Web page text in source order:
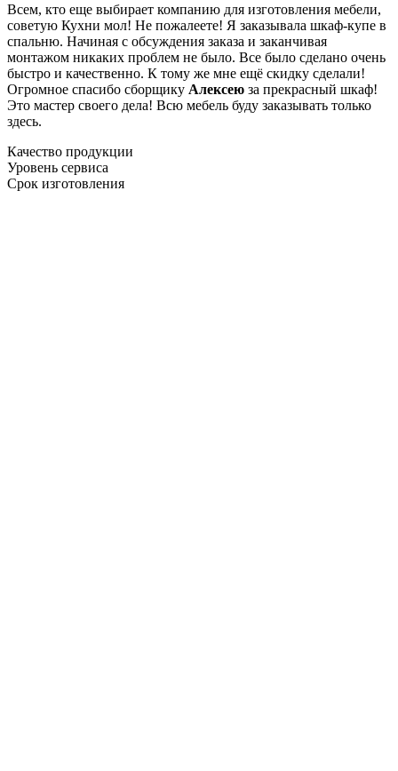
Всем, кто еще выбирает компанию для изготовления мебели,
советую Кухни мол! Не пожалеете! Я заказывала шкаф-купе в
спальню. Начиная с обсуждения заказа и заканчивая
монтажом никаких проблем не было. Все было сделано очень
быстро и качественно. К тому же мне ещё скидку сделали!
Огромное спасибо сборщику Алексею за прекрасный шкаф!
Это мастер своего дела! Всю мебель буду заказывать только
здесь.
Качество продукции
Уровень сервиса
Срок изготовления